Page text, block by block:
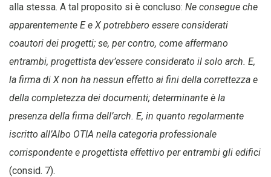
alla stessa. A tal proposito si è concluso: Ne consegue che
apparentemente E e X potrebbero essere considerati
coautori dei progetti; se, per contro, come affermano
entrambi, progettista dev’essere considerato il solo arch. E,
la firma di X non ha nessun effetto ai fini della correttezza e
della completezza dei documenti; determinante è la
presenza della firma dell’arch. E, in quanto regolarmente
iscritto all’Albo OTIA nella categoria professionale
corrispondente e progettista effettivo per entrambi gli edifici
(consid. 7).